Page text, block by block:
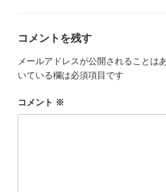
コメントを残す
メールアドレスが公開されることは
いている欄は必須項目です
コメント ※